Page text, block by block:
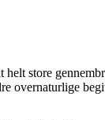
store
overnaturlige